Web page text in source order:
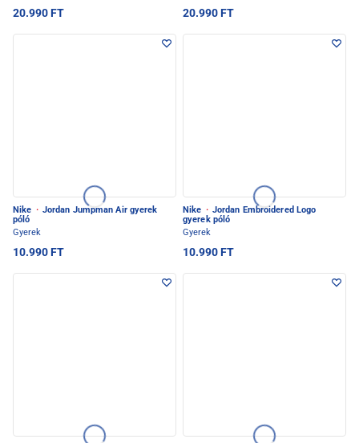
20.990 FT 20.990 FT
Nike · Jordan Jumpman Air gyerek
póló
Gyerek
10.990 FT
Nike · Jordan Embroidered Logo
gyerek póló
Gyerek
10.990 FT